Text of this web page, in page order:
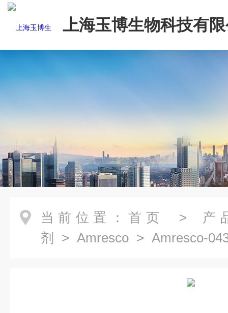
上海玉博生物科技有
当前位置： 首页 > 产
剂
> Amresco > Amresco-